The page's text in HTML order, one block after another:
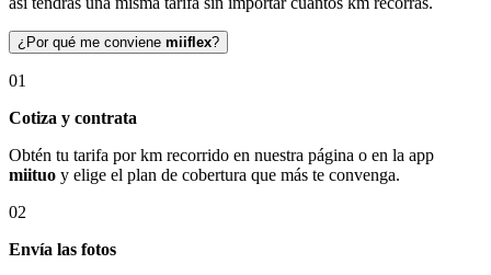
¿Por qué me conviene miiflex?
01
Cotiza y contrata
Obtén tu tarifa por km recorrido en nuestra página o en la app
miituo y elige el plan de cobertura que más te convenga.
02
Envía las fotos